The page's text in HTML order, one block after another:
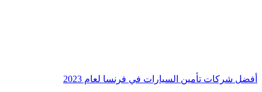
أفضل شركات تأمين السيارات في فرنسا لعام 2023